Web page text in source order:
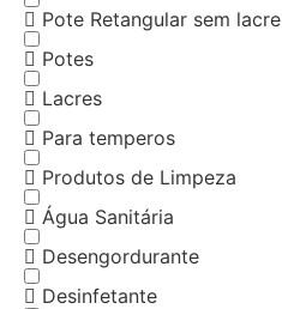
Pote Retangular sem lacre
Potes
Lacres
Para temperos
Produtos de Limpeza
Água Sanitária
Desengordurante
Desinfetante